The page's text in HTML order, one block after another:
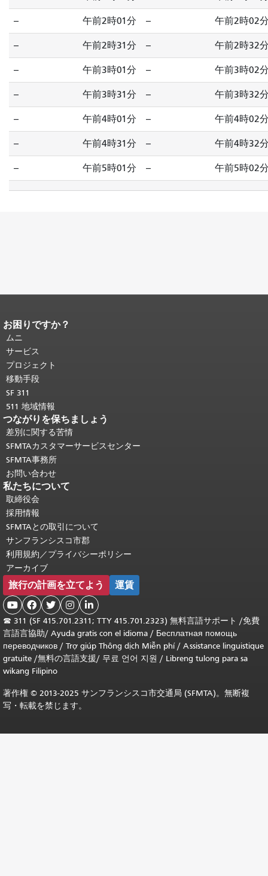
-- 午前2時01分 -- 午前2時02
-- 午前2時31分 -- 午前2時32
-- 午前3時01分 -- 午前3時02
-- 午前3時31分 -- 午前3時32
-- 午前4時01分 -- 午前4時02
-- 午前4時31分 -- 午前4時32
-- 午前5時01分 -- 午前5時02
ページコンテンツの終わり。
ジの残りの部分はすべてのページで繰
り返されます。
頭に戻る。
お困りですか？
ムニ
サービス
プロジェクト
移動手段
SF 311
511 地域情報
つながりを保ちましょう
差別に関する苦情
SFMTAカスタマーサービスセンター
SFMTA事務所
お問い合わせ
私たちについて
取締役会
採用情報
SFMTAとの取引について
サンフランシスコ市郡
利用規約／プライバシーポリシー
アーカイブ
旅行の計画を立てよう 運賃
    
☎ 311 (SF 415.701.2311; TTY 415.701.2323) 無料言語サポート /免費
言語言協助/ Ayuda gratis con el idioma / Бесплатная помощь
переводчиков / Trợ giúp Thông dịch Miễn phí/ Assistance linguistique
gratuite /無料の言語支援/ 무료 언어 지원 / Libreng tulong para sa
wikang Filipino
著作権 © 2013-2025 サンフランシスコ市交通局 (SFMTA)。無断複
写・転載を禁じます。